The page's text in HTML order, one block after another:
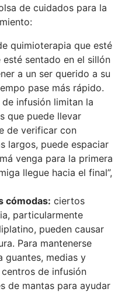
de cuidados para la
quimioterapia que esté
sentado en el sillón
a un ser querido a su
pase más rápido.
infusión limitan la
que puede llevar
de verificar con
largos, puede espaciar
venga para la primera
llegue hacia el final”,
cómodas: ciertos
particularmente
pueden causar
Para mantenerse
guantes, medias y
centros de infusión
de mantas para ayudar